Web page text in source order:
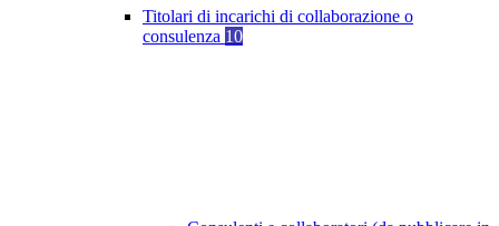
Titolari di incarichi di collaborazione o
consulenza 10